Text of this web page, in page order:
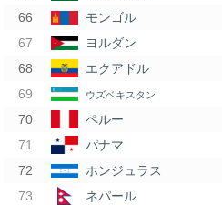
モンゴル
ヨルダン
エクアドル
ウズベキスタン
ペルー
パナマ
ホンジュラス
ネパール